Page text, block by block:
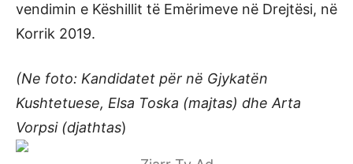
vendimin e Këshillit të Emërimeve në Drejtësi, në
Korrik 2019.
(Ne foto: Kandidatet për në Gjykatën
Kushtetuese, Elsa Toska (majtas) dhe Arta
Vorpsi (djathtas)